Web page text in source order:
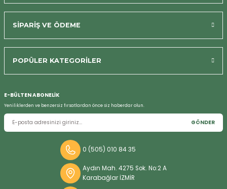
SİPARİŞ VE ÖDEME
POPÜLER KATEGORİLER
E-BÜLTEN ABONELİK
Yeniliklerden ve benzersiz fırsatlardan önce siz haberdar olun.
GÖNDER
0 (505) 010 84 35
Aydın Mah. 4275 Sok. No:2 A
Karabağlar İZMİR